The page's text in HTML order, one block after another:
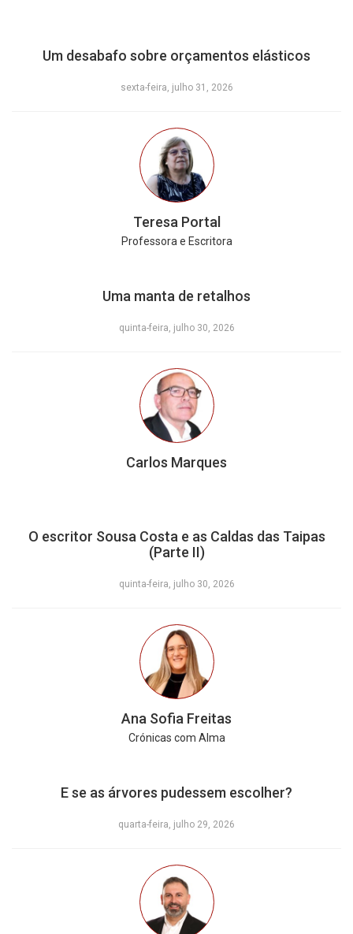
Um desabafo sobre orçamentos elásticos
sexta-feira, julho 31, 2026
Teresa Portal
Professora e Escritora
Uma manta de retalhos
quinta-feira, julho 30, 2026
Carlos Marques
O escritor Sousa Costa e as Caldas das Taipas
(Parte II)
quinta-feira, julho 30, 2026
Ana Sofia Freitas
Crónicas com Alma
E se as árvores pudessem escolher?
quarta-feira, julho 29, 2026